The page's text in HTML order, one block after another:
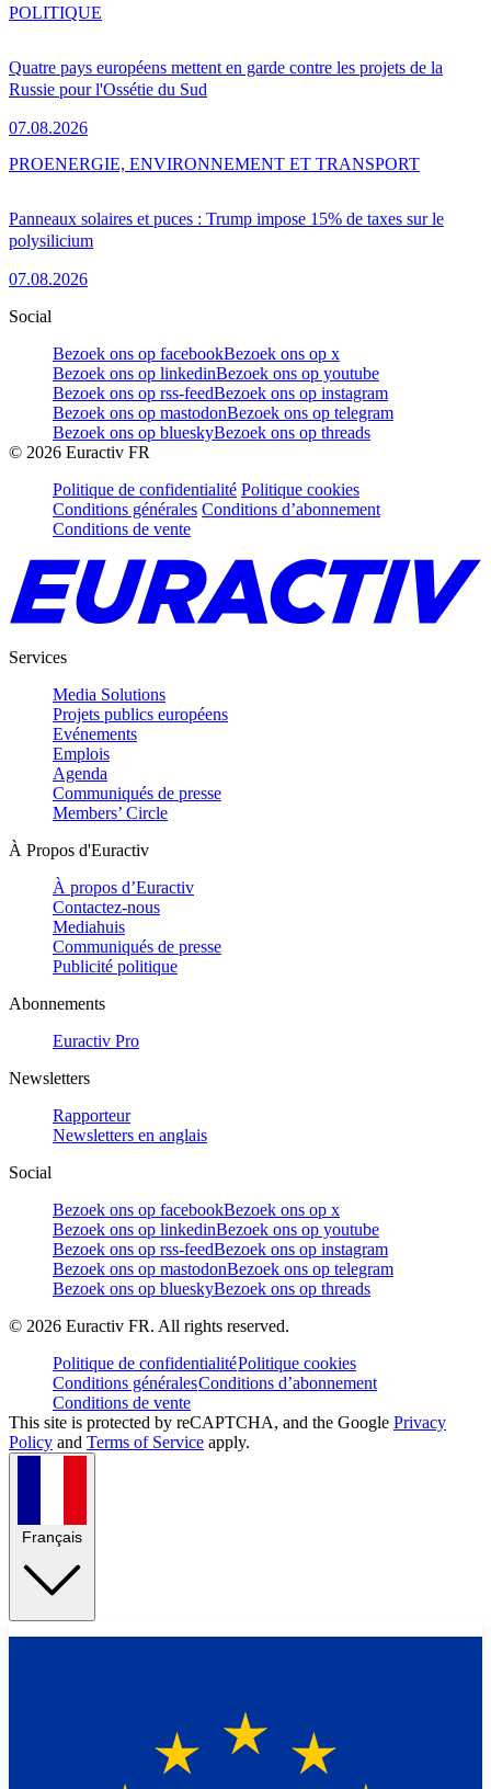
Quatre pays européens mettent en garde contre les projets de la
Russie pour l'Ossétie du Sud
07.08.2026
POLITIQUE
Panneaux solaires et puces : Trump impose 15% de taxes sur le
polysilicium
07.08.2026
PROENERGIE, ENVIRONNEMENT ET TRANSPORT
Social
Bezoek ons op facebookBezoek ons op x
Bezoek ons op linkedinBezoek ons op youtube
Bezoek ons op rss-feedBezoek ons op instagram
Bezoek ons op mastodonBezoek ons op telegram
Bezoek ons op blueskyBezoek ons op threads
© 2026 Euractiv FR
Politique de confidentialité Politique cookies
Conditions générales Conditions d’abonnement
Conditions de vente
Services
Media Solutions
Projets publics européens
Evénements
Emplois
Agenda
Communiqués de presse
Members’ Circle
À Propos d'Euractiv
À propos d’Euractiv
Contactez-nous
Mediahuis
Communiqués de presse
Publicité politique
Abonnements
Euractiv Pro
Newsletters
Rapporteur
Newsletters en anglais
Social
Bezoek ons op facebookBezoek ons op x
Bezoek ons op linkedinBezoek ons op youtube
Bezoek ons op rss-feedBezoek ons op instagram
Bezoek ons op mastodonBezoek ons op telegram
Bezoek ons op blueskyBezoek ons op threads
© 2026 Euractiv FR. All rights reserved.
Politique de confidentialitéPolitique cookies
Conditions généralesConditions d’abonnement
Conditions de vente
This site is protected by reCAPTCHA, and the Google Privacy
Policy and Terms of Service apply.
Français